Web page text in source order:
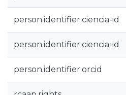
person.identifier.ciencia-id
person.identifier.ciencia-id
person.identifier.orcid